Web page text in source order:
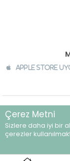
Apple Store
©
Çerez Metni
Sizlere daha iyi bir
çerezler